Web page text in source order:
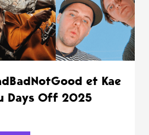
et Kae
Days Off 2025